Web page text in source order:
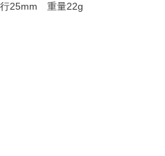
行25mm 重量22g